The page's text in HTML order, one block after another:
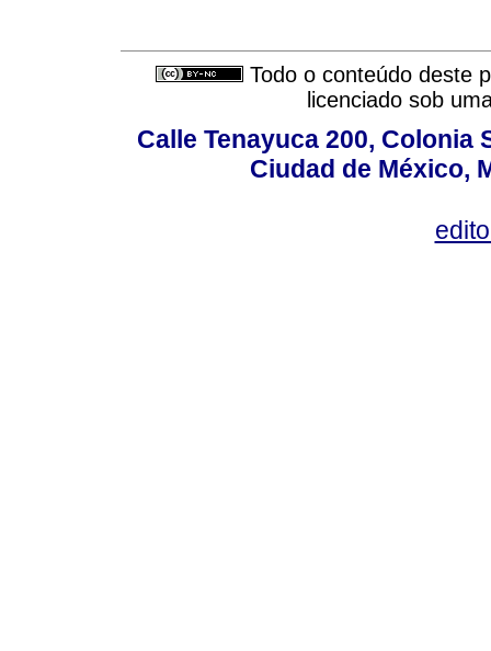
Todo o conteúdo deste
licenciado sob
Calle Tenayuca 200, Colonia
Ciudad de México,